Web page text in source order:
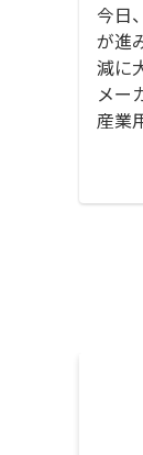
今日
が進
減に
メー
産業